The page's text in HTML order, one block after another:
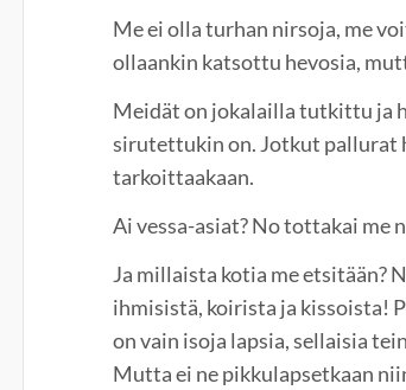
Me ei olla turhan nirsoja, me
ollaankin katsottu hevosia,
Meidät on jokalailla tutkittu ja
sirutettukin on. Jotkut pallurat
tarkoittaakaan.
Ai vessa-asiat? No tottakai me
Ja millaista kotia me etsitään?
ihmisistä, koirista ja kissoista!
on vain isoja lapsia, sellaisia
Mutta ei ne pikkulapsetkaan